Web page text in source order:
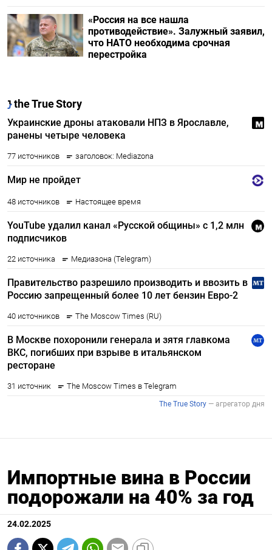
«Россия на все нашла
противодействие». Залужный заявил,
что НАТО необходима срочная
перестройка
Импортные вина в России
подорожали на 40% за год
24.02.2025